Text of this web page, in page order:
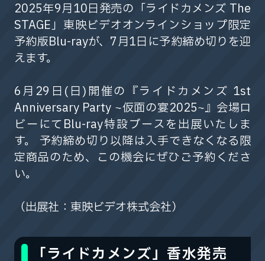
2025年9月10日発売の「ライドカメンズ The
STAGE」東映ビデオオンラインショップ限定
予約版Blu-rayが、7月1日に予約締め切りを迎
えます。
6月29日(日)開催の『ライドカメンズ 1st
Anniversary Party ~仮面の宴2025~』会場ロ
ビーにてBlu-ray特設ブースを出展いたしま
す。 予約締め切り以降は入手できなくなる限
定商品のため、この機会にぜひご予約くださ
い。
（出展社：東映ビデオ株式会社）
「ライドカメンズ」香水発売